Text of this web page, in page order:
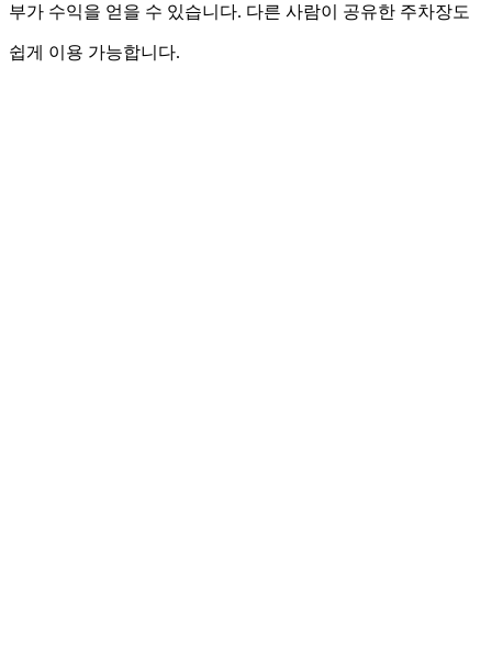
부가 수익을 얻을 수 있습니다. 다른 사람이 공유한 주차장도
쉽게 이용 가능합니다.